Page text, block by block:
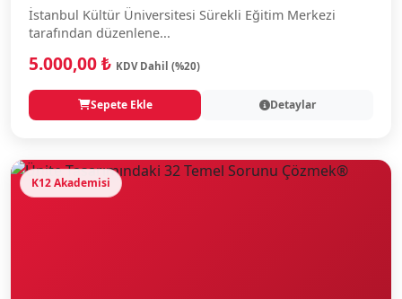
İstanbul Kültür Üniversitesi Sürekli Eğitim Merkezi
tarafından düzenlene...
5.000,00 ₺ KDV Dahil (%20)
Sepete Ekle Detaylar
K12 Akademisi